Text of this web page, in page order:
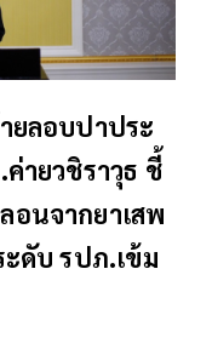
ยลอบปาประ
ายวชิราวุธ ชี้
นจากยาเสพ
ดับ รปภ.เข้ม